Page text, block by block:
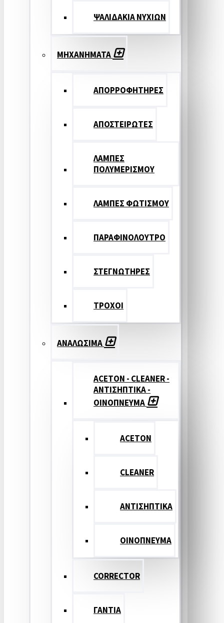
ΨΑΛΙΔΑΚΙΑ ΝΥΧΙΩΝ
ΜΗΧΑΝΗΜΑΤΑ
ΑΠΟΡΡΟΦΗΤΗΡΕΣ
ΑΠΟΣΤΕΙΡΩΤΕΣ
ΛΑΜΠΕΣ
ΠΟΛΥΜΕΡΙΣΜΟΥ
ΛΑΜΠΕΣ ΦΩΤΙΣΜΟΥ
ΠΑΡΑΦΙΝΟΛΟΥΤΡΟ
ΣΤΕΓΝΩΤΗΡΕΣ
ΤΡΟΧΟΙ
ΑΝΑΛΩΣΙΜΑ
ACETON - CLEANER -
ΑΝΤΙΣΗΠΤΙΚΑ -
ΟΙΝΟΠΝΕΥΜΑ
ACETON
CLEANER
ΑΝΤΙΣΗΠΤΙΚΑ
ΟΙΝΟΠΝΕΥΜΑ
CORRECTOR
ΓΑΝΤΙΑ